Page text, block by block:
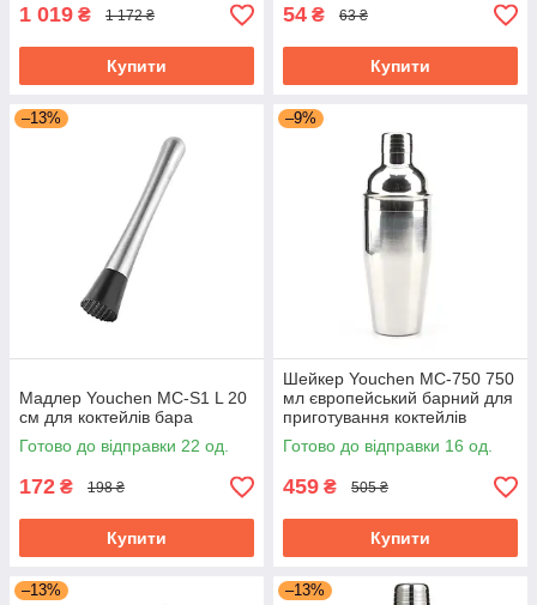
1 019 ₴ 1 172 ₴
Купити
54 ₴ 63 ₴
Купити
–13%
Мадлер Youchen MC-S1 L 20
см для коктейлів бара
Готово до відправки 22 од.
172 ₴ 198 ₴
Купити
–9%
Шейкер Youchen MC-750 750
мл європейський барний для
приготування коктейлів
Готово до відправки 16 од.
459 ₴ 505 ₴
Купити
–13% –13%